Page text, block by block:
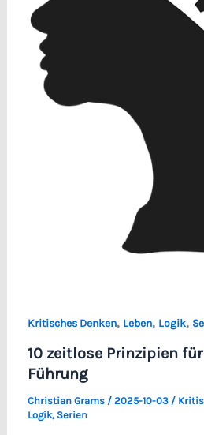
Kritisches Denken, Leben, Logik,
10 zeitlose Prinzipien
Führung
Christian Grams / 2025-10-03 /
Logik, Serien